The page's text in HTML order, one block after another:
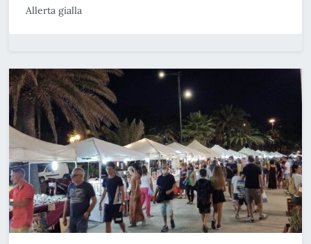
Allerta gialla